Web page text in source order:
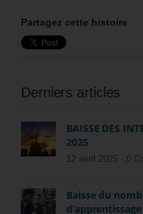
Partagez cette histoire
Derniers articles
BAISSE DES
2025
12 avril 2025 - 0
Baisse du